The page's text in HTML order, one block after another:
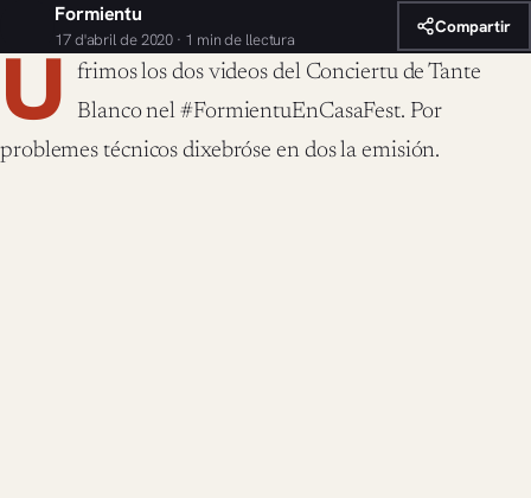
Formientu
17 d'abril de 2020 · 1 min de llectura
Compartir
U frimos los dos videos del Conciertu de Tante
Blanco nel #FormientuEnCasaFest. Por
problemes técnicos dixebróse en dos la emisión.